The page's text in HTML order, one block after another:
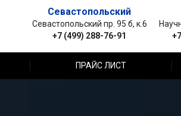
Севастопольский
Севастопольский пр. 95 б, к.6
+7 (499) 288-76-91
ПРАЙС ЛИСТ